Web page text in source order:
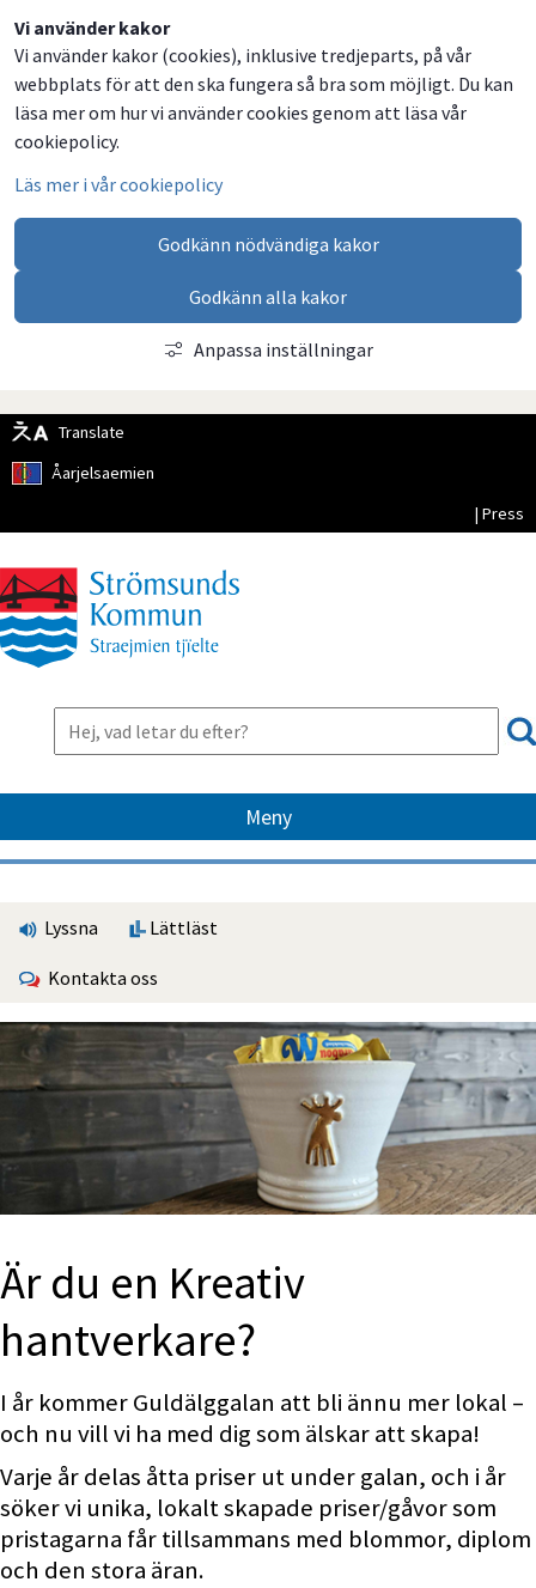
Vi använder kakor
Vi använder kakor (cookies), inklusive tredjeparts, på vår
webbplats för att den ska fungera så bra som möjligt. Du kan
läsa mer om hur vi använder cookies genom att läsa vår
cookiepolicy.
Läs mer i vår cookiepolicy
Godkänn nödvändiga kakor
Godkänn alla kakor
Anpassa inställningar
Translate
Åarjelsaemien
| Press
Meny
Lyssna Lättläst
Kontakta oss
Är du en Kreativ
hantverkare?
I år kommer Guldälggalan att bli ännu mer lokal –
och nu vill vi ha med dig som älskar att skapa!
Varje år delas åtta priser ut under galan, och i år
söker vi unika, lokalt skapade priser/gåvor som
pristagarna får tillsammans med blommor, diplom
och den stora äran.
Dela
på
Facebook
Dela
på
Twitter
Dela
på
LinkedIn
Dela
via
email